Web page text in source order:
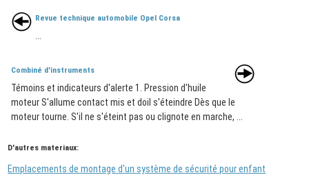
Revue technique automobile Opel Corsa
Combiné d'instruments
Témoins et indicateurs d'alerte 1. Pression d'huile
moteur S'allume contact mis et doil s'éteindre Dès que le
moteur tourne. S'il ne s'éteint pas ou clignote en marche, ...
D'autres materiaux:
Emplacements de montage d'un système de sécurité pour enfant